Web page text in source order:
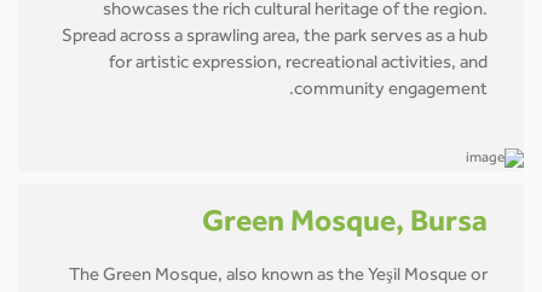
showcases the rich cultural heritage of the region.
Spread across a sprawling area, the park serves as a hub
for artistic expression, recreational activities, and
community engagement.
Green Mosque, Bursa
The Green Mosque, also known as the Yeşil Mosque or